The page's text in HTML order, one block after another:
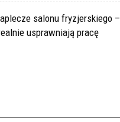
salonu fryzjerskiego –
usprawniają pracę